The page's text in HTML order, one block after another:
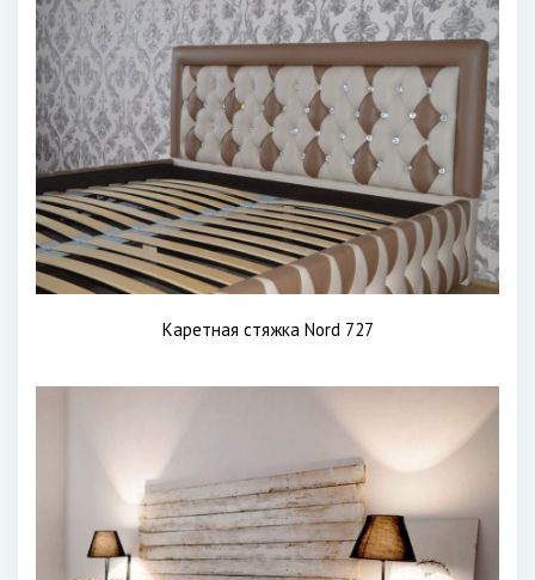
Каретная стяжка Nord 727